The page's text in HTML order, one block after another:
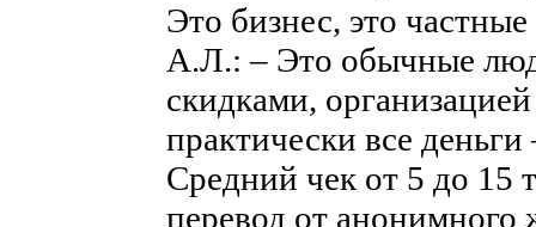
Это бизнес, это
А.Л.: – Это обычные
скидками,
практически все
Средний чек от 5 до 15
перевод от анонимного